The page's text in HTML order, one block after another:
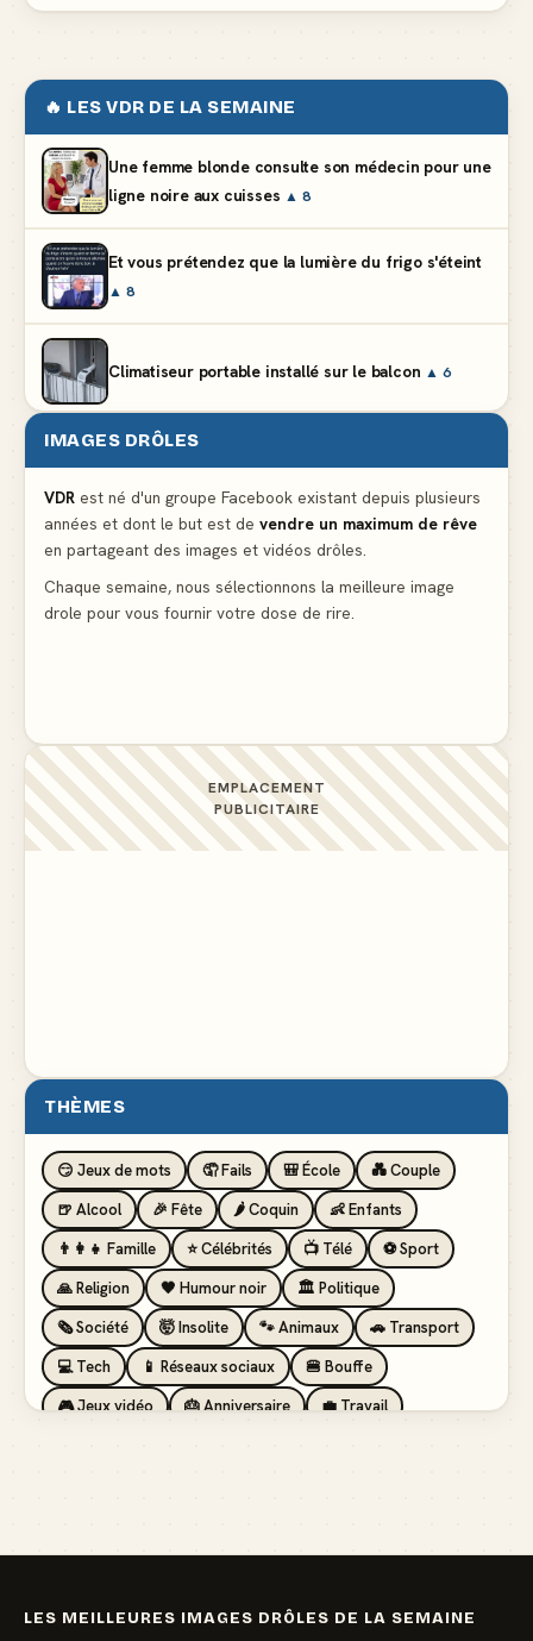
🔥 LES VDR DE LA SEMAINE
Une femme blonde consulte son médecin pour une
ligne noire aux cuisses ▲ 8
Et vous prétendez que la lumière du frigo s'éteint
▲ 8
Climatiseur portable installé sur le balcon ▲ 6
Partager l'addition alors que vous n'avez pris
Le mendiant revient avec un livre de cuisine
IMAGES DRÔLES
VDR est né d'un groupe Facebook existant depuis plusieurs
années et dont le but est de vendre un maximum de rêve
en partageant des images et vidéos drôles.
Chaque semaine, nous sélectionnons la meilleure image
drole pour vous fournir votre dose de rire.
EMPLACEMENT
PUBLICITAIRE
THÈMES
😏 Jeux de mots 🤦 Fails 🎒 École
💑 Couple
🍺 Alcool
🎉 Fête 🌶️ Coquin
👶 Enfants
👨‍👩‍👧 Famille
⭐ Célébrités 📺 Télé
⚽ Sport
🙏 Religion
🖤 Humour noir
🏛️ Politique
🗞️ Société
🤯 Insolite 🐾 Animaux
🚗 Transport
💻 Tech
📱 Réseaux sociaux
🍔 Bouffe
🎮 Jeux vidéo
🎂 Anniversaire
💼 Travail
LES MEILLEURES IMAGES DRÔLES DE LA SEMAINE